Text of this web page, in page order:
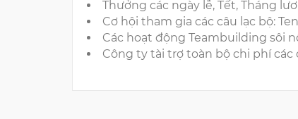
Thưởng các ngày lễ, Tết, Tháng
Cơ hội tham gia các câu lạc bộ:
Các hoạt động Teambuilding sôi
Công ty tài trợ toàn bộ chi phí